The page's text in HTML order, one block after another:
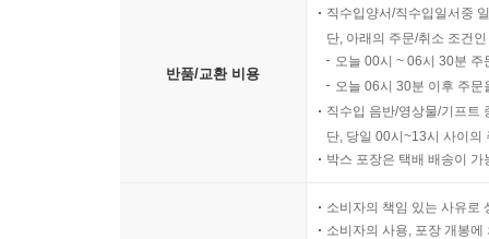
반품/교환 비용
직수입양서/직수입일서중
단, 아래의 주문/취소 조건
오늘 00시 ~ 06시 30분
오늘 06시 30분 이후 주
직수입 음반/영상물/기프트
단, 당일 00시~13시 사이의
박스 포장은 택배 배송이
소비자의 책임 있는 사유로
소비자의 사용, 포장 개봉